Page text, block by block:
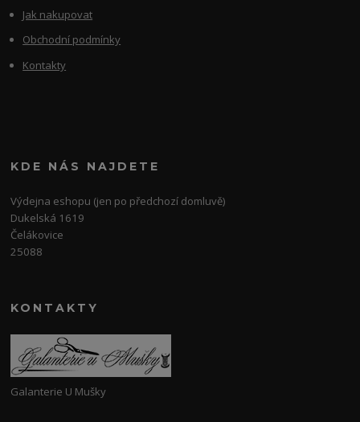
Jak nakupovat
Obchodní podmínky
Kontakty
KDE NÁS NAJDETE
Výdejna eshopu (jen po předchozí domluvě)
Dukelská 1619
Čelákovice
25088
KONTAKTY
Galanterie U Mušky